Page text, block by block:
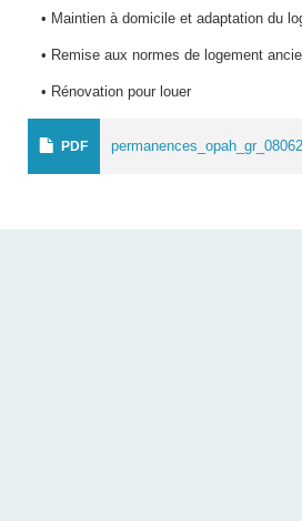
• Maintien à domicile et adaptation du
• Remise aux normes de logement
• Rénovation pour louer
PDF